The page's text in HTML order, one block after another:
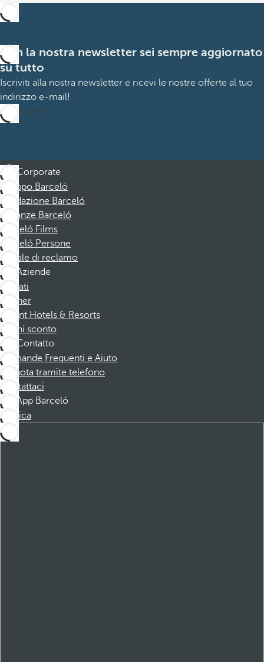
Con la nostra newsletter sei sempre aggiornato
su tutto
Iscriviti alla nostra newsletter e ricevi le nostre offerte al tuo
indirizzo e-mail!
Iscrizione
Corporate
Gruppo Barceló
Fondazione Barceló
Vacanze Barceló
Barceló Films
Barceló Persone
Canale di reclamo
Aziende
Affiliati
Partner
Dorint Hotels & Resorts
Buoni sconto
Contatto
Domande Frequenti e Aiuto
Prenota tramite telefono
Contattaci
App Barceló
Scarica